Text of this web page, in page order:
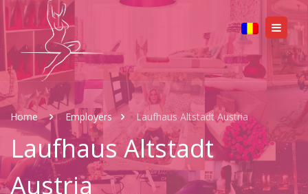
Home Employers Laufhaus Altstadt Austria
Laufhaus Altstadt
Austria